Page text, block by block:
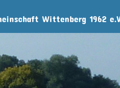
Wittenberg 1962